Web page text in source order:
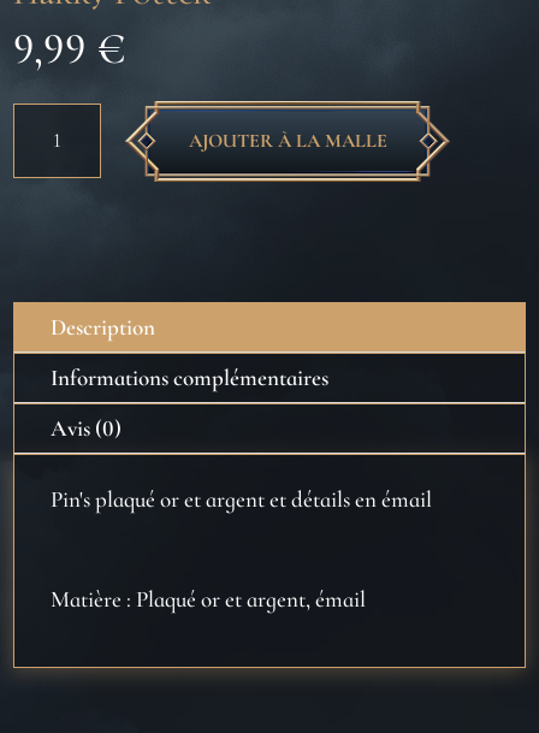
9,99 €
Badge
éclair
Harry
Potter
AJOUTER À LA MALLE
Description
Informations complémentaires
Avis (0)
Pin's plaqué or et argent et détails en émail
Matière : Plaqué or et argent, émail